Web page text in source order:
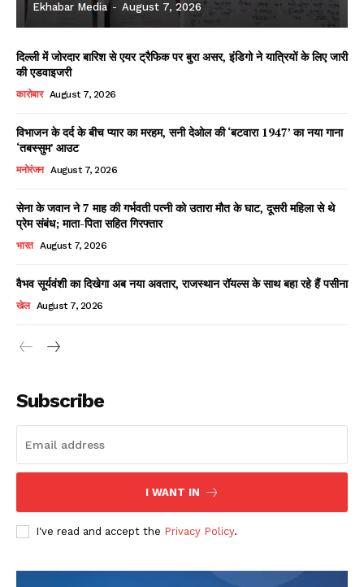
Ekhabar Media - August 7, 2026
दिल्ली में जोरदार बारिश से एयर ट्रैफिक पर बुरा असर, इंडिगो ने यात्रियों के लिए जारी
की एडवाइजरी
कारोबार August 7, 2026
विभाजन के दर्द के बीच प्यार का मरहम, सनी देओल की ‘बटवारा 1947’ का नया गाना
‘तबस्सुम’ आउट
मनोरंजन August 7, 2026
सेना के जवान ने 7 माह की गर्भवती पत्नी को उतारा मौत के घाट, दूसरी महिला से थे
प्रेम संबंध; माता-पिता सहित गिरफ्तार
भारत August 7, 2026
वैभव सूर्यवंशी का दिखेगा अब नया अवतार, राजस्थान रॉयल्स के साथ बहा रहे हैं पसीना
खेल August 7, 2026
Subscribe
I WANT IN
I've read and accept the Privacy Policy.